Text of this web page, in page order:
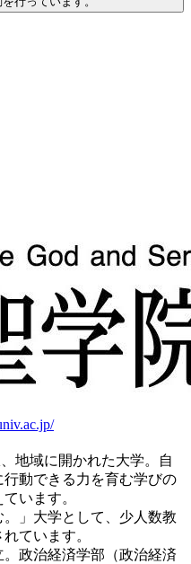
地域に開かれた大学。自
動できる力を育む学びの
います。
。」大学として、少人数教
ています。
。政治経済学部（政治経済